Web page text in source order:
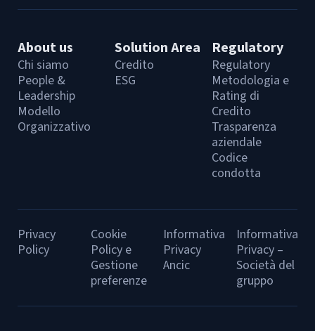
About us
Chi siamo
People &
Leadership
Modello
Organizzativo
Solution Area
Credito
ESG
Regulatory
Regulatory
Metodologia e
Rating di
Credito
Trasparenza
aziendale
Codice
condotta
Privacy
Policy
Cookie
Policy e
Gestione
preferenze
Informativa
Privacy
Ancic
Informativa
Privacy –
Società del
gruppo